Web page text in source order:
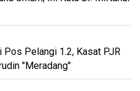
Pos Pelangi 1.2, Kasat PJR
"Meradang"